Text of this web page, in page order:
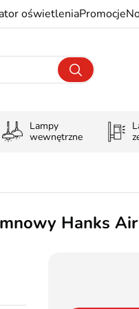
oświetleniaPromocje
Lampy
wewnętrzne
Hanks